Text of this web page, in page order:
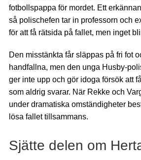
fotbollspappa för mordet. Ett
så polischefen tar in professorn och
för att få rätsida på fallet, men inget
Den misstänkta får släppas på fri fot
handfallna, men den unga Husby-
ger inte upp och gör idoga försök att
som aldrig svarar. När Rekke och
under dramatiska omständigheter
lösa fallet tillsammans.
Sjätte delen om